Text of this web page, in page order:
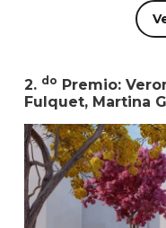
2. do Premio:
Fulquet, Martina